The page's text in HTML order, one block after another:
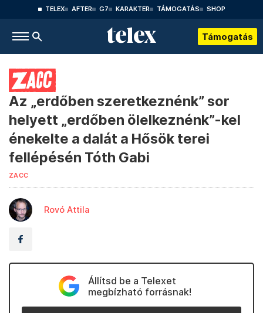
TELEX AFTER G7 KARAKTER TÁMOGATÁS SHOP
Támogatás
Az „erdőben szeretkeznénk” sor
helyett „erdőben ölelkeznénk”-kel
énekelte a dalát a Hősök terei
fellépésén Tóth Gabi
ZACC
Rovó Attila
Állítsd be a Telexet
megbízható forrásnak!